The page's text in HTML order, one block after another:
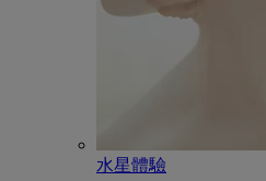
水星體驗